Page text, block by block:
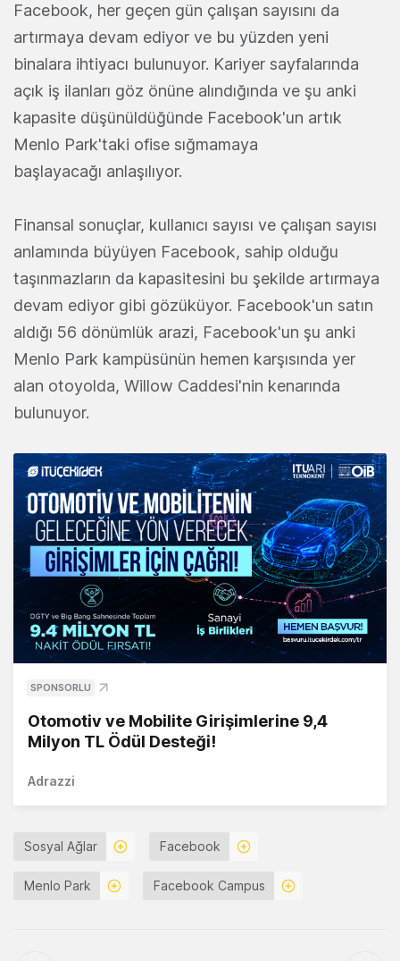
Facebook, her geçen gün çalışan sayısını da
artırmaya devam ediyor ve bu yüzden yeni
binalara ihtiyacı bulunuyor. Kariyer sayfalarında
açık iş ilanları göz önüne alındığında ve şu anki
kapasite düşünüldüğünde Facebook'un artık
Menlo Park'taki ofise sığmamaya
başlayacağı anlaşılıyor.
Finansal sonuçlar, kullanıcı sayısı ve çalışan sayısı
anlamında büyüyen Facebook, sahip olduğu
taşınmazların da kapasitesini bu şekilde artırmaya
devam ediyor gibi gözüküyor. Facebook'un satın
aldığı 56 dönümlük arazi, Facebook'un şu anki
Menlo Park kampüsünün hemen karşısında yer
alan otoyolda, Willow Caddesi'nin kenarında
bulunuyor.
SPONSORLU
Otomotiv ve Mobilite Girişimlerine 9,4
Milyon TL Ödül Desteği!
Adrazzi
Sosyal Ağlar Facebook
Menlo Park Facebook Campus